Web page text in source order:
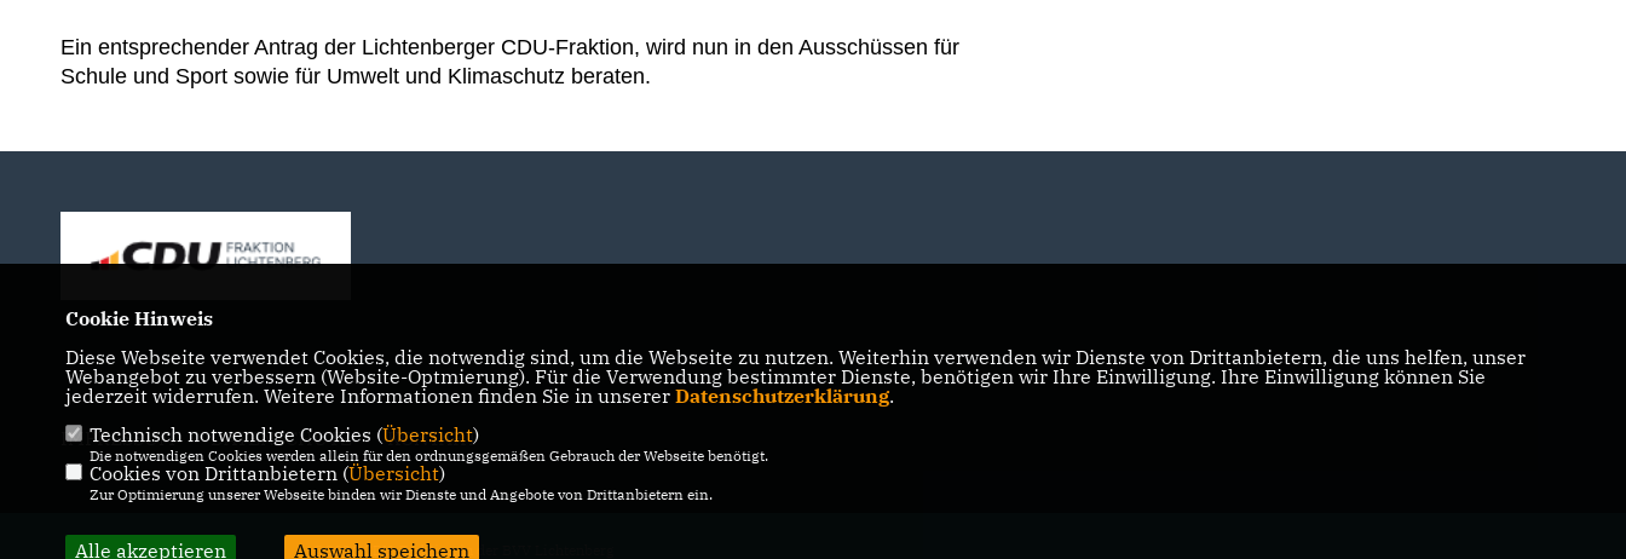
Ein entsprechender Antrag der Lichtenberger CDU-Fraktion, wird nun in den Ausschüssen für
Schule und Sport sowie für Umwelt und Klimaschutz beraten.
IMPRESSUM DATENSCHUTZ KONTAKT
@2026 CDU-Fraktion in der BVV Lichtenberg
Cookie Hinweis
Diese Webseite verwendet Cookies, die notwendig sind, um die Webseite zu nutzen. Weiterhin verwenden wir Dienste von Drittanbietern, die uns helfen, unser
Webangebot zu verbessern (Website-Optmierung). Für die Verwendung bestimmter Dienste, benötigen wir Ihre Einwilligung. Ihre Einwilligung können Sie
jederzeit widerrufen. Weitere Informationen finden Sie in unserer Datenschutzerklärung.
Technisch notwendige Cookies (Übersicht)
Die notwendigen Cookies werden allein für den ordnungsgemäßen Gebrauch der Webseite benötigt.
Cookies von Drittanbietern (Übersicht)
Zur Optimierung unserer Webseite binden wir Dienste und Angebote von Drittanbietern ein.
Alle akzeptieren Auswahl speichern